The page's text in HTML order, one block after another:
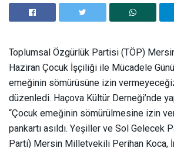
Toplumsal Özgürlük Partisi (TÖP)
Haziran Çocuk İşçiliği ile Mücadele
emeğinin sömürüsüne izin
düzenledi. Haçova Kültür Derneği’nde
“Çocuk emeğinin sömürülmesine izin
pankartı asıldı. Yeşiller ve Sol Gelecek
Parti) Mersin Milletvekili Perihan Koca,